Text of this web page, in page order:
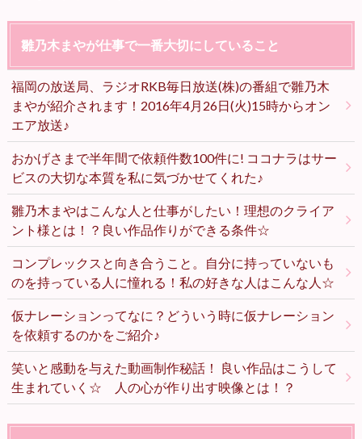
雛乃木まやが仕事で一番大切にしていること
福岡の放送局、ラジオRKB毎日放送(株)の番組で雛乃木
まやが紹介されます！2016年4月26日(火)15時からオン
エア放送♪
おかげさまで半年間で依頼件数100件に! ココナラはサー
ビスの大切な本質を私に気づかせてくれた♪
雛乃木まやはこんな人と仕事がしたい！理想のクライア
ント様とは！？良い作品作りができる条件☆
コンプレックスと向き合うこと。自分に持っていないも
のを持っている人に憧れる！私の好きな人はこんな人☆
仮ナレーションってなに？どういう時に仮ナレーション
を依頼するのかをご紹介♪
笑いと感動を与えた動画制作秘話！ 良い作品はこうして
生まれていく☆ 人の心が作り出す映像とは！？